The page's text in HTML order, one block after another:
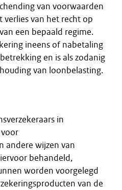
van voorwaarden
verlies van het recht op
een bepaald regime.
ineens of nabetaling
en is als zodanig
van loonbelasting.
in
andere wijzen van
behandeld,
worden voorgelegd
van de